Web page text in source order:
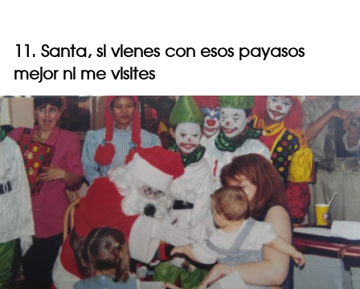
11. Santa, si vienes con esos payasos
mejor ni me visites